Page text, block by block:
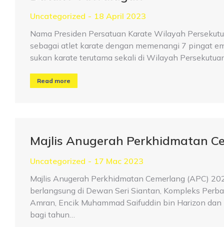
Uncategorized
18 April 2023
Nama Presiden Persatuan Karate Wilayah
sebagai atlet karate dengan memenangi 7 pingat
sukan karate terutama sekali di Wilayah
Read more
Majlis Anugerah Perkhidmatan
Uncategorized
17 Mac 2023
Majlis Anugerah Perkhidmatan Cemerlang (APC)
berlangsung di Dewan Seri Siantan, Kompleks
Amran, Encik Muhammad Saifuddin bin Harizon
bagi tahun…